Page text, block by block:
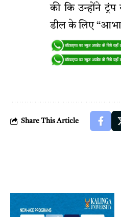
की कि उन्होंने
डील के लिए
Share This Article